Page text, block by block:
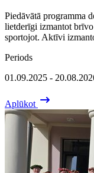
Piedāvātā programma
lietderīgi izmantot brīvo
sportojot. Aktīvi
Periods
01.09.2025 -
Aplūkot